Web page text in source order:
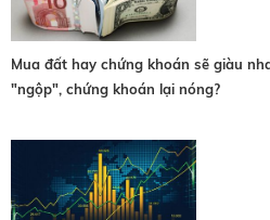
Mua đất hay chứng khoán sẽ giàu
"ngộp", chứng khoán lại nóng?